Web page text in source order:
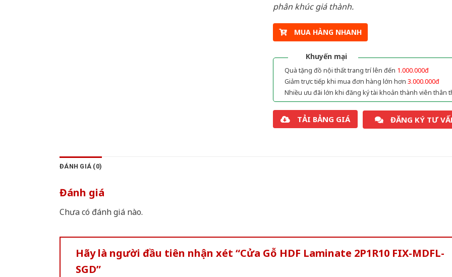
phân khúc giá thành.
MUA HÀNG NHANH
Khuyến mại
Quà tặng đồ nội thất trang trí lên đến 1.000.000đ
Giảm trực tiếp khi mua đơn hàng lớn hơn 3.000.000đ
Nhiều ưu đãi lớn khi đăng ký tài khoản thành viên thân
TẢI BẢNG GIÁ ĐĂNG KÝ TƯ
ĐÁNH GIÁ (0)
Đánh giá
Chưa có đánh giá nào.
Hãy là người đầu tiên nhận xét “Cửa Gỗ HDF Laminate 2P1R10 FIX-MDFL-
SGD”